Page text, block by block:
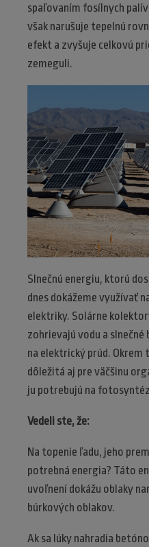
spaľovaním fosílnych
však narušuje tepelnú
efekt a zvyšuje celkovú
zemeguli.
Slnečnú energiu, ktorú
dnes dokážeme využívať
elektriky. Solárne
zohrievajú vodu a
na elektrický prúd. Okrem
dôležitá aj pre väčšinu
ju potrebujú na
Vedeli ste, že:
Na topenie ľadu, jeho
potrebná energia? Táto
uvoľnení dokážu oblaky
búrkových oblakov.
Ak sa lúky nahradia